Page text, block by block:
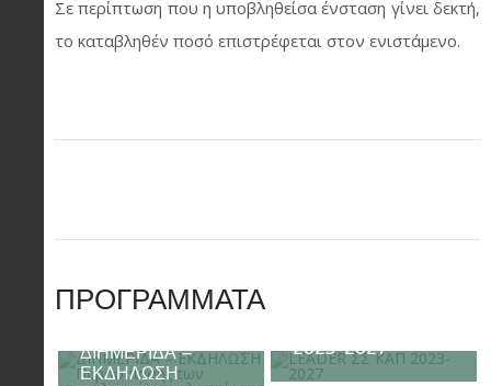
Σε περίπτωση που η υποβληθείσα ένσταση γίνει δεκτή,
το καταβληθέν ποσό επιστρέφεται στον ενιστάμενο.
ΠΡΟΓΡΑΜΜΑΤΑ
ΔΙΗΜΕΡΙΔΑ –
ΕΚΔΗΛΩΣΗ
2023-2027